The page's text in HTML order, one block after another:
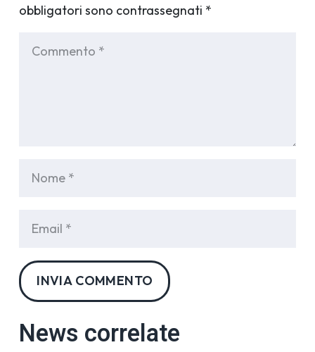
obbligatori sono contrassegnati *
INVIA COMMENTO
News correlate